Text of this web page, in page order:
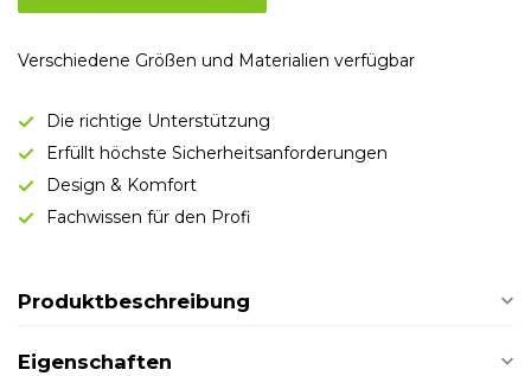
Verschiedene Größen und Materialien verfügbar
Die richtige Unterstützung
Erfüllt höchste Sicherheitsanforderungen
Design & Komfort
Fachwissen für den Profi
Produktbeschreibung
Eigenschaften